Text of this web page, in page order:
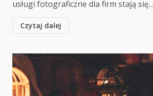
usługi fotograficzne dla firm stają się...
Czytaj dalej